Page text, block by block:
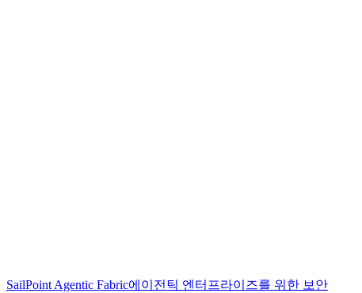
SailPoint Agentic Fabric에이전틱 엔터프라이즈를 위한 보안